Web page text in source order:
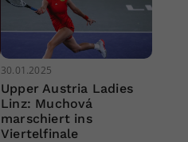
30.01.2025
Upper Austria Ladies
Linz: Muchová
marschiert ins
Viertelfinale